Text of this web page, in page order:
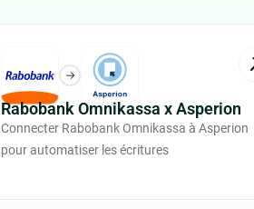
Rabobank Omnikassa x Asperion
Connecter Rabobank Omnikassa à Asperion
pour automatiser les écritures